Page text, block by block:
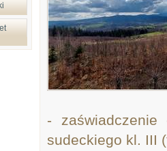
- zaświadczenie
sudeckiego kl. III